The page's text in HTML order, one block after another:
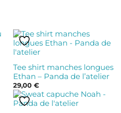
Tee shirt manches longues
Ethan – Panda de l’atelier
29,00 €
Ce
produit
plusieurs
variations.
Les
options
Ce
produit